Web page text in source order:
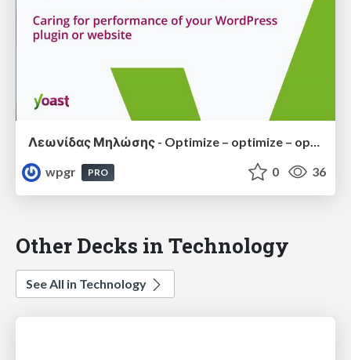
Λεωνίδας Μηλώσης - Optimize – optimize – optimize: Caring for performance of your WordPress plugin or website
wpgr
PRO 0 36
Other Decks in Technology
See All in Technology